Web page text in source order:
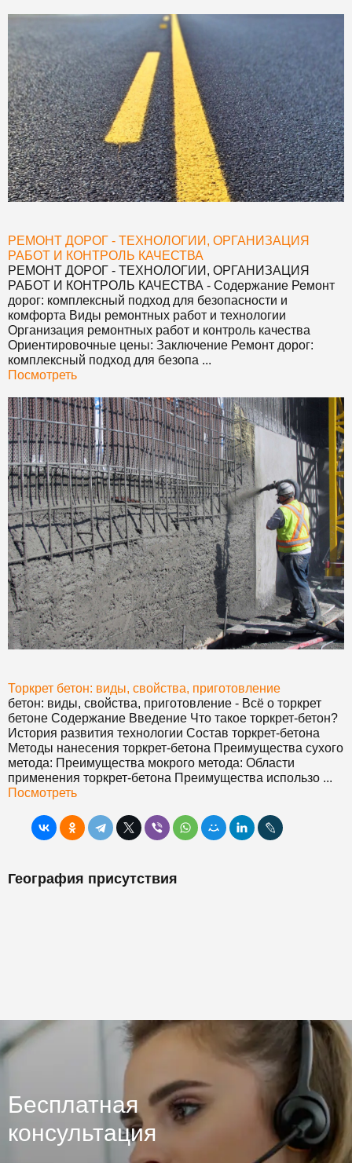
РЕМОНТ ДОРОГ - ТЕХНОЛОГИИ, ОРГАНИЗАЦИЯ
РАБОТ И КОНТРОЛЬ КАЧЕСТВА
РЕМОНТ ДОРОГ - ТЕХНОЛОГИИ, ОРГАНИЗАЦИЯ
РАБОТ И КОНТРОЛЬ КАЧЕСТВА - Содержание Ремонт
дорог: комплексный подход для безопасности и
комфорта Виды ремонтных работ и технологии
Организация ремонтных работ и контроль качества
Ориентировочные цены: Заключение Ремонт дорог:
комплексный подход для безопа ...
Посмотреть
Торкрет бетон: виды, свойства, приготовление
бетон: виды, свойства, приготовление - Всё о торкрет
бетоне Содержание Введение Что такое торкрет-бетон?
История развития технологии Состав торкрет-бетона
Методы нанесения торкрет-бетона Преимущества сухого
метода: Преимущества мокрого метода: Области
применения торкрет-бетона Преимущества использо ...
Посмотреть
География присутствия
Бесплатная
консультация